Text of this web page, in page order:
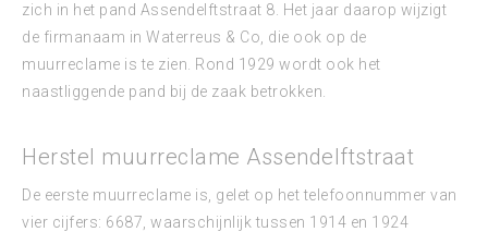
zich in het pand Assendelftstraat 8. Het jaar daarop wijzigt
de firmanaam in Waterreus & Co, die ook op de
muurreclame is te zien. Rond 1929 wordt ook het
naastliggende pand bij de zaak betrokken.
Herstel muurreclame Assendelftstraat
De eerste muurreclame is, gelet op het telefoonnummer van
vier cijfers: 6687, waarschijnlijk tussen 1914 en 1924